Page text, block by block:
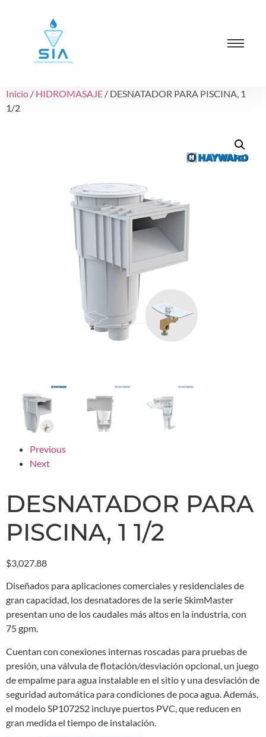
Inicio / HIDROMASAJE / DESNATADOR PARA PISCINA, 1
1/2
Previous
Next
DESNATADOR PARA
PISCINA, 1 1/2
$3,027.88
Diseñados para aplicaciones comerciales y residenciales de
gran capacidad, los desnatadores de la serie SkimMaster
presentan uno de los caudales más altos en la industria, con
75 gpm.
Cuentan con conexiones internas roscadas para pruebas de
presión, una válvula de flotación/desviación opcional, un juego
de empalme para agua instalable en el sitio y una desviación de
seguridad automática para condiciones de poca agua. Además,
el modelo SP1072S2 incluye puertos PVC, que reducen en
gran medida el tiempo de instalación.